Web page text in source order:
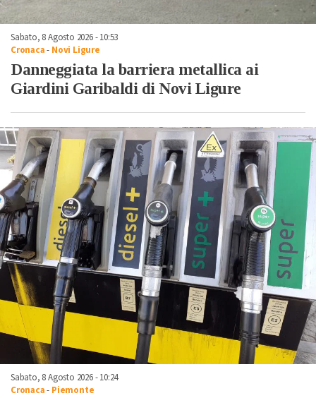
Sabato, 8 Agosto 2026 - 10:53
Cronaca- Novi Ligure
Danneggiata la barriera metallica ai
Giardini Garibaldi di Novi Ligure
Sabato, 8 Agosto 2026 - 10:24
Cronaca- Piemonte